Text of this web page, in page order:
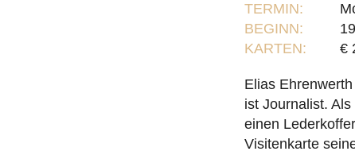
TERMIN:
BEGINN:
KARTEN:
€
Elias
ist Journalist.
einen
Visitenkarte